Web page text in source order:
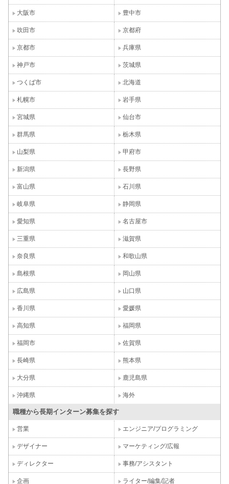
大阪市 豊中市
吹田市 京都府
京都市 兵庫県
神戸市 茨城県
つくば市 北海道
札幌市 岩手県
宮城県 仙台市
群馬県 栃木県
山梨県 甲府市
新潟県 長野県
富山県 石川県
岐阜県 静岡県
愛知県 名古屋市
三重県 滋賀県
奈良県 和歌山県
島根県 岡山県
広島県 山口県
香川県 愛媛県
高知県 福岡県
福岡市 佐賀県
長崎県 熊本県
大分県 鹿児島県
沖縄県 海外
職種から長期インターン募集を探す
営業 エンジニア/プログラミング
デザイナー マーケティング/広報
ディレクター 事務/アシスタント
企画 ライター/編集/記者